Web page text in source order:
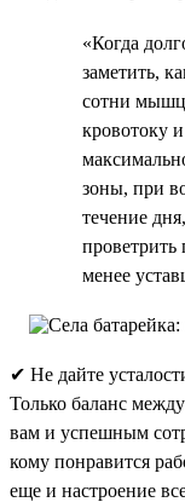
«Когда
заметить,
сотни
кровотоку
зоны, при
течение
проветрить
менее
✔ Не дайте
Только баланс
вам и успешным
кому понравится
еще и настроение